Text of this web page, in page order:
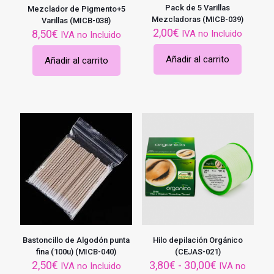
Mezclador de Pigmento+5
Varillas (MICB-038)
8,50€ IVA no Incluido
Añadir al carrito
Pack de 5 Varillas
Mezcladoras (MICB-039)
2,00€ IVA no Incluido
Añadir al carrito
Bastoncillo de Algodón punta
fina (100u) (MICB-040)
2,50€ IVA no Incluido
Hilo depilación Orgánico
(CEJAS-021)
3,80€ - 30,00€ Rango
IVA no